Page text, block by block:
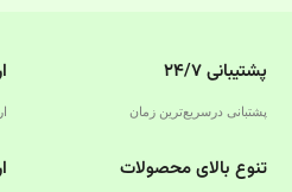
پشتیبانی ۲۴/۷
پشتبانی درسریع‌ترین زمان
تنوع بالای محصولات